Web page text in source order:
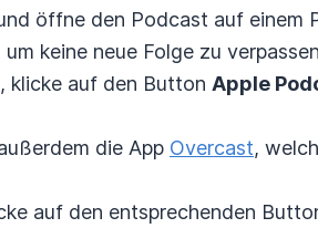
öffne den Podcast auf einem
um keine neue Folge zu
klicke auf den Button Apple
die App Overcast,
auf den entsprechenden